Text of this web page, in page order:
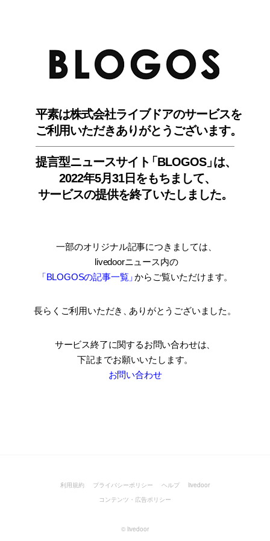
平素は株式会社ライブドアのサービスを
ご利用いただきありがとうございます。
提言型ニュースサイ ト「BLOGOS」は、
2022年5月31日をもちまして、
サービスの提供を終了いたしました。
一部のオリジナル記事につきましては
livedoorニュース内の
「BLOGOSの記事一覧」からご覧いただけます。
長らくご利用いただき ありがとうございました。
サービス終了に関するお問い合わせは、
下記までお願いいたします。
お問い合わせ
利用規約 プライバシーポリシー ヘルプ
livedoor
コンテンツ・広告ポリシー
© livedoor